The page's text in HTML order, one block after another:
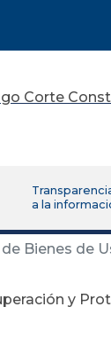
a la
Bienes de
y